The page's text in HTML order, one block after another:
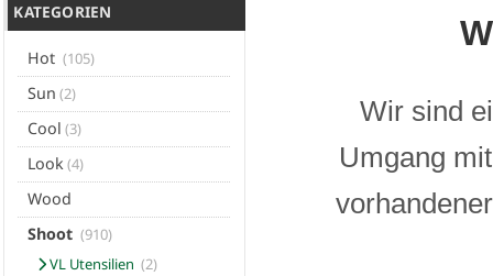
KATEGORIEN
Hot (105)
Sun (2)
Cool (3)
Look(4)
Wood
Shoot (910)
VL Utensilien (2)
Wir sind
Umgang